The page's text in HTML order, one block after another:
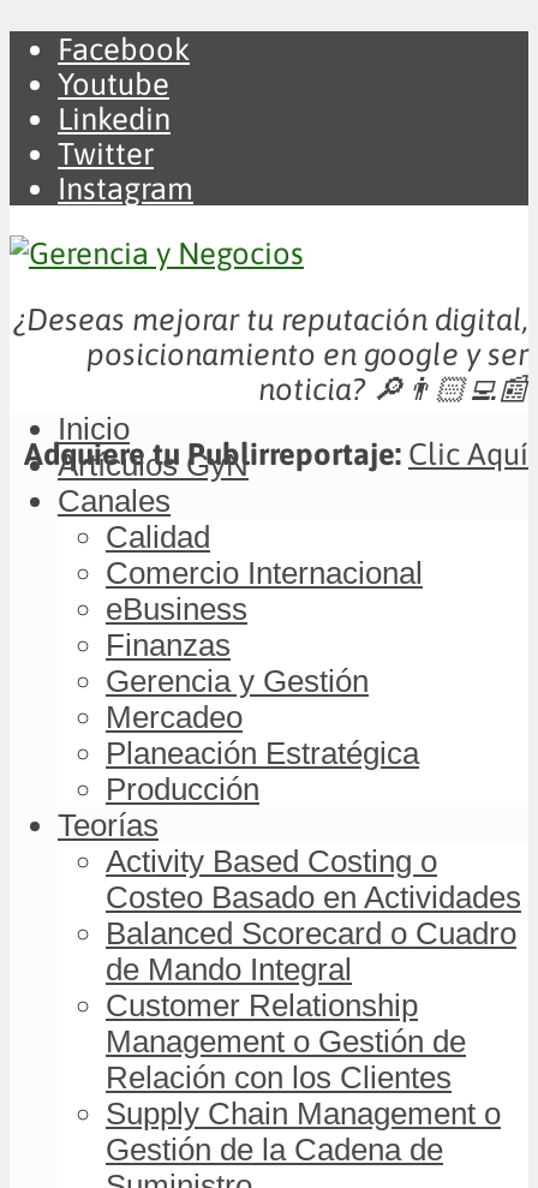
Facebook
Youtube
Linkedin
Twitter
Instagram
¿Deseas mejorar tu reputación digital,
posicionamiento en google y ser
noticia? 🔎👨🏻‍💻📰
Adquiere tu Publirreportaje: Clic Aquí
Inicio
Artículos GyN
Canales
Calidad
Comercio Internacional
eBusiness
Finanzas
Gerencia y Gestión
Mercadeo
Planeación Estratégica
Producción
Teorías
Activity Based Costing o
Costeo Basado en Actividades
Balanced Scorecard o Cuadro
de Mando Integral
Customer Relationship
Management o Gestión de
Relación con los Clientes
Supply Chain Management o
Gestión de la Cadena de